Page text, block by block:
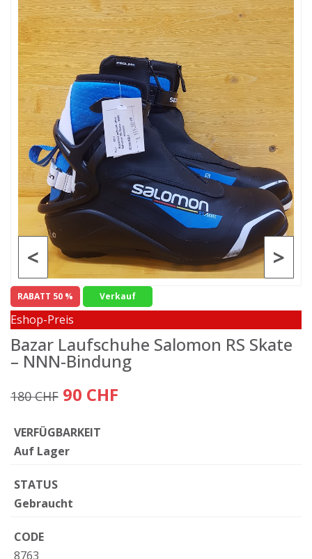
>
<
RABATT 50 % Verkauf
Eshop-Preis
Bazar Laufschuhe Salomon RS Skate
– NNN-Bindung
180 CHF 90 CHF
VERFÜGBARKEIT
Auf Lager
STATUS
Gebraucht
CODE
8763